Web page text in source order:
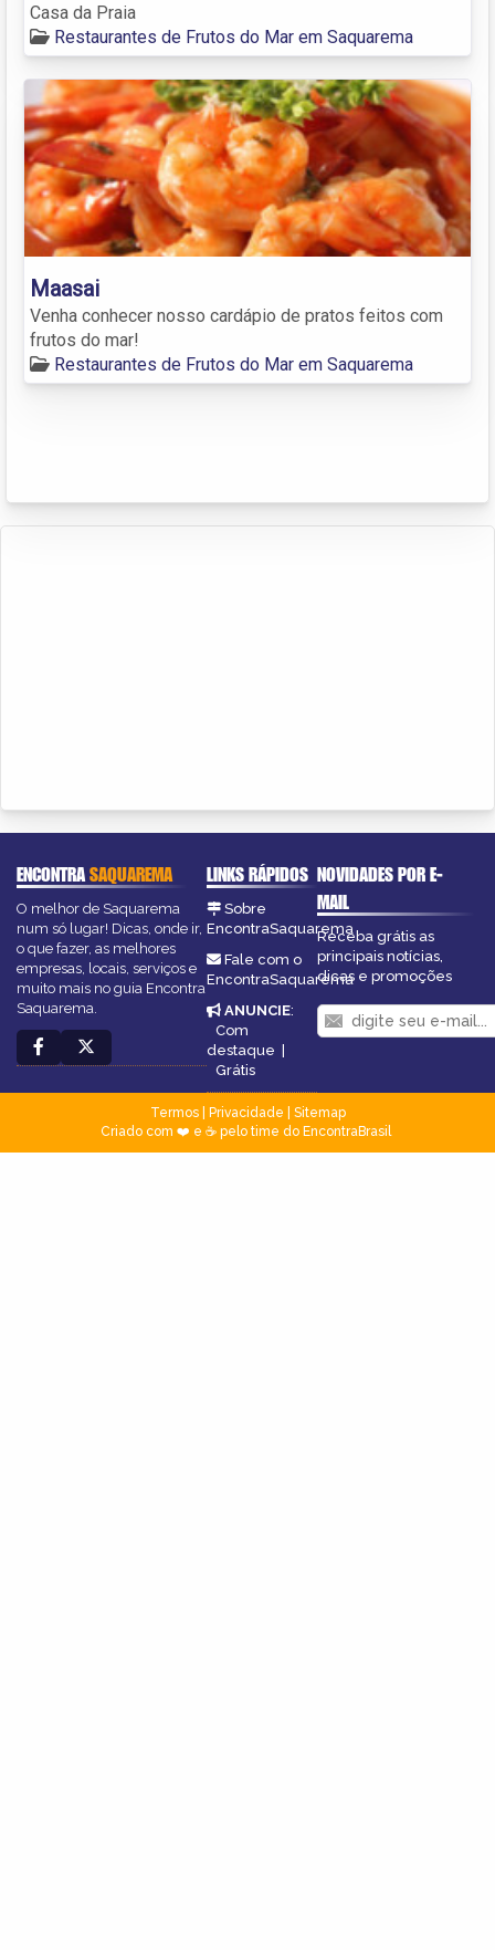
Casa da Praia
Restaurantes de Frutos do Mar em Saquarema
Maasai
Venha conhecer nosso cardápio de pratos feitos com
frutos do mar!
Restaurantes de Frutos do Mar em Saquarema
ENCONTRASAQUAREMA
O melhor de Saquarema
num só lugar! Dicas, onde ir,
o que fazer, as melhores
empresas, locais, serviços e
muito mais no guia Encontra
Saquarema.
LINKS RÁPIDOS
Sobre
EncontraSaquarema
Fale com o
EncontraSaquarema
ANUNCIE:
Com
destaque |
Grátis
NOVIDADES POR E-
MAIL
Receba grátis as
principais notícias,
dicas e promoções
Termos| Privacidade
Sitemap
Criado com ❤️ e ☕ pelo time do EncontraBrasil